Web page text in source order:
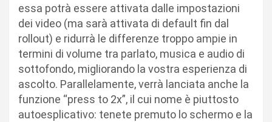
essa potrà essere attivata dalle impostazioni
dei video (ma sarà attivata di default fin dal
rollout) e ridurrà le differenze troppo ampie in
termini di volume tra parlato, musica e audio di
sottofondo, migliorando la vostra esperienza di
ascolto. Parallelamente, verrà lanciata anche la
funzione “press to 2x”, il cui nome è piuttosto
autoesplicativo: tenete premuto lo schermo e la